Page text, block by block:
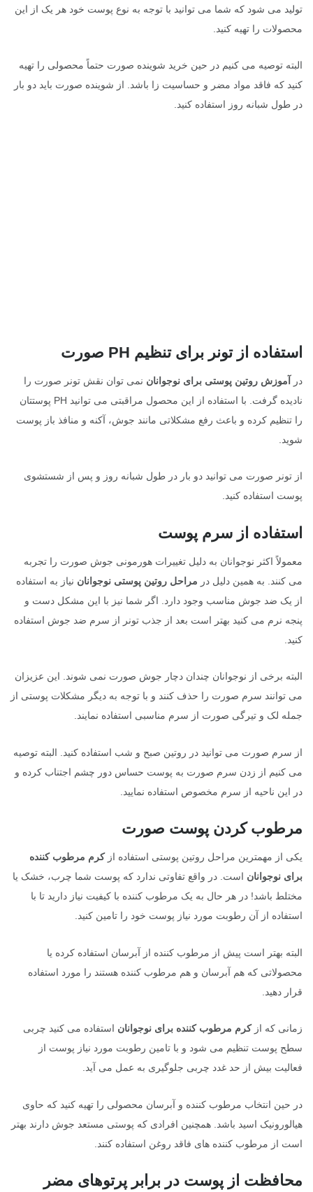
تولید می شود که شما می توانید با توجه به نوع پوست خود هر یک از این
محصولات را تهیه کنید.
البته توصیه می کنیم در حین خرید شوینده صورت حتماً محصولی را تهیه
کنید که فاقد مواد مضر و حساسیت زا باشد. از شوینده صورت باید دو بار
در طول شبانه روز استفاده کنید.
استفاده از تونر برای تنظیم PH صورت
در آموزش روتین پوستی برای نوجوانان نمی توان نقش تونر صورت را
نادیده گرفت. با استفاده از این محصول مراقبتی می توانید PH پوستتان
را تنظیم کرده و باعث رفع مشکلاتی مانند جوش، آکنه و منافذ باز پوست
شوید.
از تونر صورت می توانید دو بار در طول شبانه روز و پس از شستشوی
پوست استفاده کنید.
استفاده از سرم پوست
معمولاً اکثر نوجوانان به دلیل تغییرات هورمونی جوش صورت را تجربه
می کنند. به همین دلیل در مراحل روتین پوستی نوجوانان نیاز به استفاده
از یک ضد جوش مناسب وجود دارد. اگر شما نیز با این مشکل دست و
پنجه نرم می کنید بهتر است بعد از جذب تونر از سرم ضد جوش استفاده
کنید.
البته برخی از نوجوانان چندان دچار جوش صورت نمی شوند. این عزیزان
می توانند سرم صورت را حذف کنند و با توجه به دیگر مشکلات پوستی از
جمله لک و تیرگی صورت از سرم مناسبی استفاده نمایند.
از سرم صورت می توانید در روتین صبح و شب استفاده کنید. البته توصیه
می کنیم از زدن سرم صورت به پوست حساس دور چشم اجتناب کرده و
در این ناحیه از سرم مخصوص استفاده نمایید.
مرطوب کردن پوست صورت
یکی از مهمترین مراحل روتین پوستی استفاده ازکرم مرطوب کننده
برای نوجوانان است. در واقع تفاوتی ندارد که پوست شما چرب، خشک یا
مختلط باشد! در هر حال به یک مرطوب کننده با کیفیت نیاز دارید تا با
استفاده از آن رطوبت مورد نیاز پوست خود را تامین کنید.
البته بهتر است پیش از مرطوب کننده از آبرسان استفاده کرده یا
محصولاتی که هم آبرسان و هم مرطوب کننده هستند را مورد استفاده
قرار دهید.
زمانی که ازکرم مرطوب کننده برای نوجوانان استفاده می کنید چربی
سطح پوست تنظیم می شود و با تامین رطوبت مورد نیاز پوست از
فعالیت بیش از حد غدد چربی جلوگیری به عمل می آید.
در حین انتخاب مرطوب کننده و آبرسان محصولی را تهیه کنید که حاوی
هیالورونیک اسید باشد. همچنین افرادی که پوستی مستعد جوش دارند بهتر
است از مرطوب کننده های فاقد روغن استفاده کنند.
محافظت از پوست در برابر پرتوهای مضر